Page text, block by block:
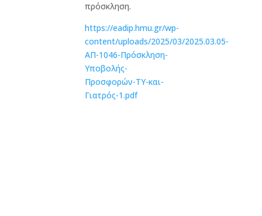
πρόσκληση.
https://eadip.hmu.gr/wp-
content/uploads/2025/03/2025.03.05-
ΑΠ-1046-Πρόσκληση-
Υποβολής-
Προσφορών-ΤΥ-και-
Γιατρός-1.pdf